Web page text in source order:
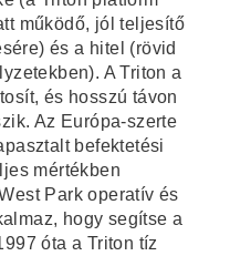
működő, jól teljesítő
és a hitel (rövid
A Triton a
és hosszú távon
Az Európa-szerte
befektetési
mértékben
Park operatív és
hogy segítse a
óta a Triton tíz